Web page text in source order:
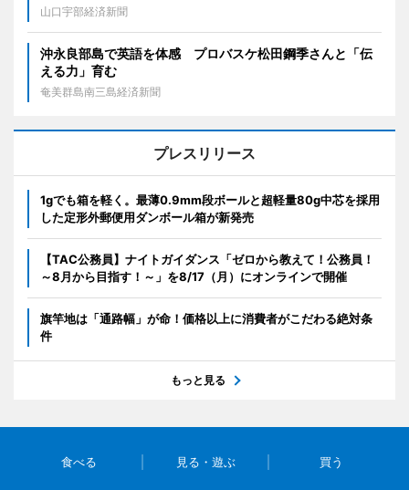
山口宇部経済新聞
沖永良部島で英語を体感 プロバスケ松田鋼季さんと「伝
える力」育む
奄美群島南三島経済新聞
プレスリリース
1gでも箱を軽く。最薄0.9mm段ボールと超軽量80g中芯を採用
した定形外郵便用ダンボール箱が新発売
【TAC公務員】ナイトガイダンス「ゼロから教えて！公務員！
～8月から目指す！～」を8/17（月）にオンラインで開催
旗竿地は「通路幅」が命！価格以上に消費者がこだわる絶対条
件
もっと見る
食べる 見る・遊ぶ 買う